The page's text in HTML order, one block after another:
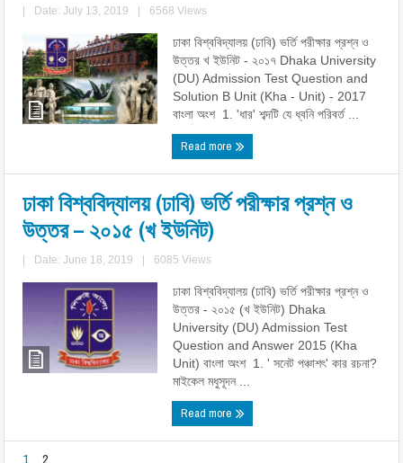
Date: July 13, 2019 6568 Views
ঢাকা বিশ্ববিদ্যালয় (ঢাবি) ভর্তি পরীক্ষার প্রশ্ন ও
উত্তর খ ইউনিট - ২০১৭ Dhaka University
(DU) Admission Test Question and
Solution B Unit (Kha - Unit) - 2017
বাংলা অংশ 1. 'ধার' শব্দটি যে ধ্বনি পরিবর্ত ...
Read more
ঢাকা বিশ্ববিদ্যালয় (ঢাবি) ভর্তি পরীক্ষার প্রশ্ন ও
উত্তর – ২০১৫ (খ ইউনিট)
Date: June 18, 2019 6085 Views
ঢাকা বিশ্ববিদ্যালয় (ঢাবি) ভর্তি পরীক্ষার প্রশ্ন ও
উত্তর - ২০১৫ (খ ইউনিট) Dhaka
University (DU) Admission Test
Question and Answer 2015 (Kha
Unit) বাংলা অংশ 1. ' সনেট পঞ্চাশৎ' কার রচনা?
মাইকেল মধুসূদন ...
Read more
1 2